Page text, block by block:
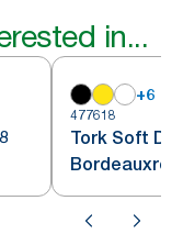
in...
+6
477618
Tork Soft
Bordeauxrot